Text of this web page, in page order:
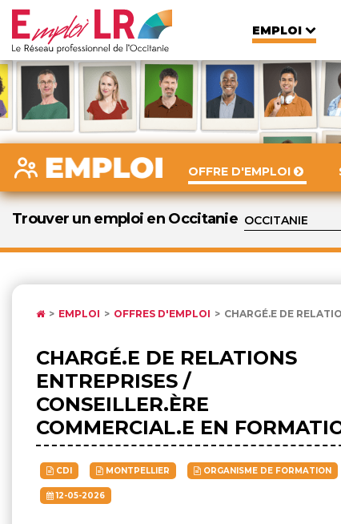
EMPLOI
OFFRE D'EMPLOI
Trouver un emploi en Occitanie
EMPLOI OFFRES D'EMPLOI CHARGÉ.E DE
CHARGÉ.E DE RELATIONS
ENTREPRISES /
CONSEILLER.ÈRE
COMMERCIAL.E EN
CDI MONTPELLIER ORGANISME DE FORMATION
12-05-2026